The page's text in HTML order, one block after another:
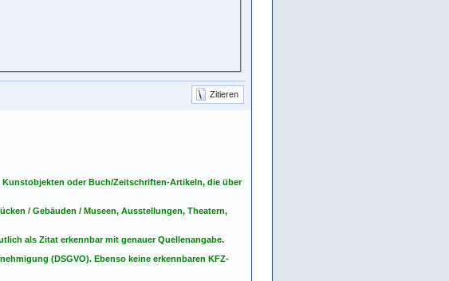
Zitieren
oder Buch/Zeitschriften-Artikeln, die über
/ Gebäuden / Museen, Ausstellungen, Theatern,
als Zitat erkennbar mit genauer Quellenangabe.
(DSGVO). Ebenso keine erkennbaren KFZ-